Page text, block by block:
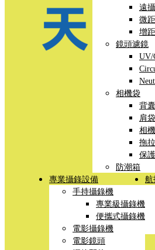
遠
微
增
鏡頭濾鏡
UV/
相機袋
背囊
肩袋
相
拖
保
防潮箱
專業攝錄設備
手持攝錄機
專業級攝錄機
便攜式攝錄機
電影攝錄機
電影鏡頭
航